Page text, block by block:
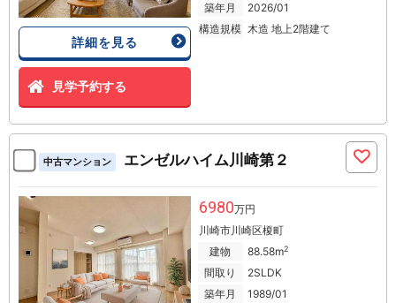
詳細を見る
見学予約する
築年月
2026/01
構造規模 木造 地上2階建て
中古マンション エンゼルハイム川崎第２
6980万円
川崎市川崎区榎町
建物
88.58m2
間取り
2SLDK
築年月
1989/01